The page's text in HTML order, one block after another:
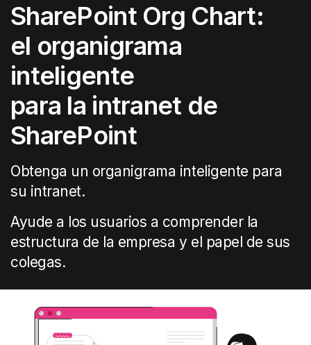
SharePoint Org Chart:
el organigrama
inteligente
para la intranet de
SharePoint
Obtenga un organigrama inteligente para
su intranet.
Ayude a los usuarios a comprender la
estructura de la empresa y el papel de sus
colegas.